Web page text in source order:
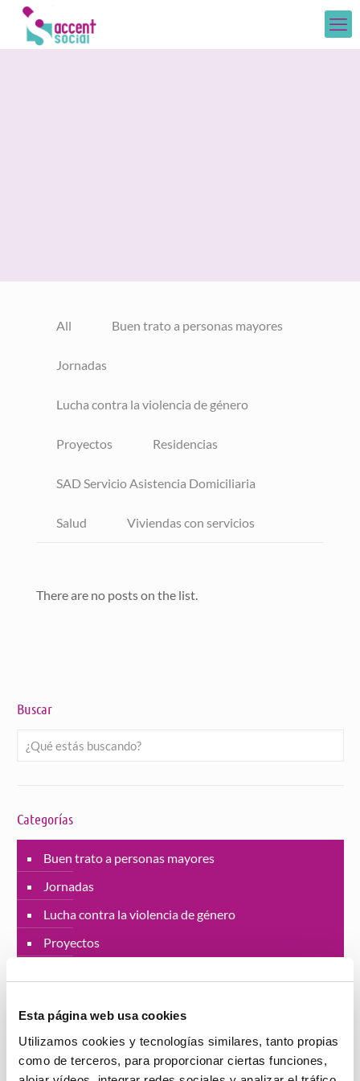
Esta página web usa cookies
Utilizamos cookies y tecnologías similares, tanto propias
como de terceros, para proporcionar ciertas funciones,
All Buen trato a personas mayores
Jornadas
Lucha contra la violencia de género
Proyectos Residencias
SAD Servicio Asistencia Domiciliaria
Salud Viviendas con servicios
There are no posts on the list.
Buscar
Categorías
Buen trato a personas mayores
Jornadas
Lucha contra la violencia de género
Proyectos
Salud
Viviendas con servicios